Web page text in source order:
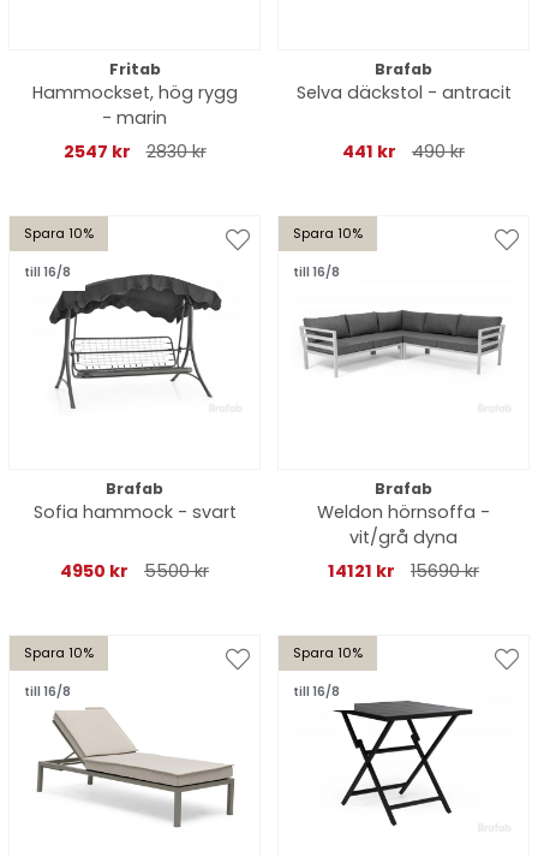
Fritab
Hammockset, hög rygg
- marin
2547 kr
2830 kr
Brafab
Selva däckstol - antracit
441 kr 490 kr
Spara 10%
till 16/8
Brafab
Sofia hammock - svart
4950 kr 5500 kr
Spara 10%
till 16/8
Brafab
Weldon hörnsoffa -
vit/grå dyna
14121 kr
15690 kr
Spara 10%
till 16/8
Spara 10%
till 16/8